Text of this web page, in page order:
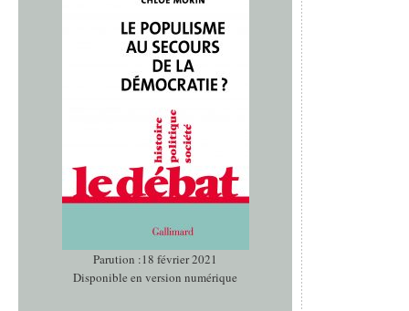
Parution :18 février 2021
Disponible en version numérique